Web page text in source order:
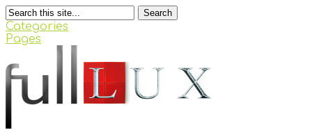
Search
Categories
Pages